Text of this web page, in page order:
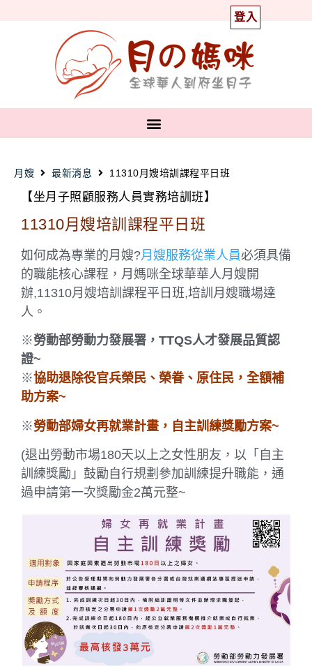
登入
月嫂 最新消息 11310月嫂培訓課程平日班
【坐月子照顧服務人員實務培訓班】
11310月嫂培訓課程平日班
如何成為專業的月嫂?月嫂服務從業人員必須具備
的職能核心課程，月媽咪全球華華人月嫂開
辦,11310月嫂培訓課程平日班,培訓月嫂職場達
人。
※勞動部勞動力發展署，TTQS人才發展品質認
證~
※協助退除役官兵榮民、榮眷、原住民，全額補
助方案~
※勞動部婦女再就業計畫，自主訓練獎勵方案~
(退出勞動市場180天以上之女性朋友，以「自主
訓練獎勵」鼓勵自行規劃參加訓練提升職能，通
過申請第一次獎勵金2萬元整~